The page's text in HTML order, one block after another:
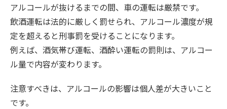
アルコールが抜けるまでの間、車の運転は厳禁です。
飲酒運転は法的に厳しく罰せられ、アルコール濃度が規
定を超えると刑事罰を受けることになります。
例えば、酒気帯び運転、酒酔い運転の罰則は、アルコー
ル量で内容が変わります。
注意すべきは、アルコールの影響は個人差が大きいこと
です。